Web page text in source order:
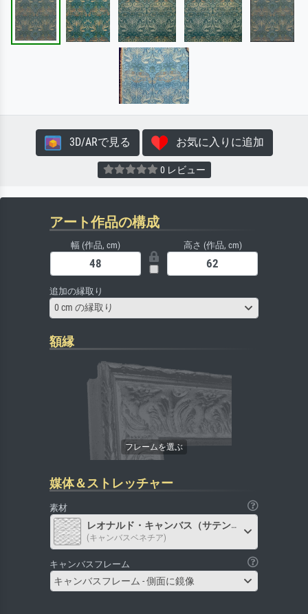
3D/ARで見る お気に入りに追加
0 レビュー
アート作品の構成
幅 (作品, cm) 高さ (作品, cm)
追加の縁取り
0 cm の縁取り
額縁
媒体＆ストレッチャー
素材
レオナルド・キャンバス（サテン）
(キャンバスベネチア)
キャンバスフレーム
キャンバスフレーム - 側面に鏡像